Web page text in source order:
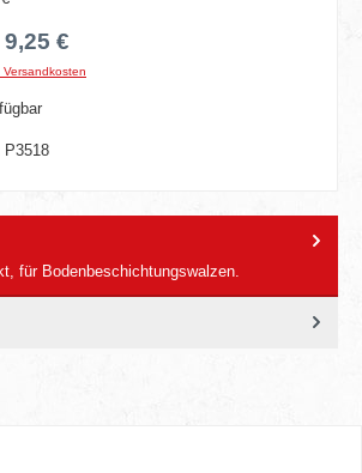
€
P3518
für Bodenbeschichtungswalzen.